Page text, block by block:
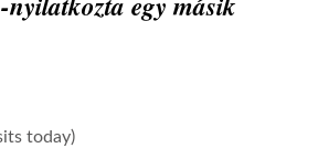
today)